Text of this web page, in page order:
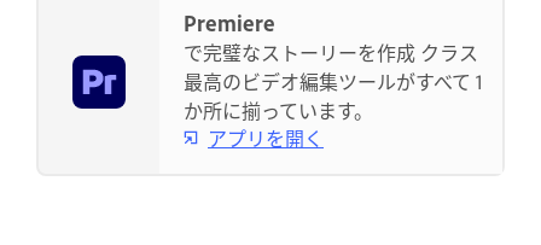
Premiere
で完璧なストーリーを作成 クラス
最高のビデオ編集ツールがすべて 1
か所に揃っています。
アプリを開く